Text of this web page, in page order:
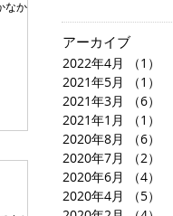
2022年4月 （1）
2021年5月
（1）
2021年3月
（6）
2021年1月
（1）
2020年8月
（6）
2020年7月
（2）
2020年6月
（4）
2020年4月
（5）
かお伝
アーカイブ